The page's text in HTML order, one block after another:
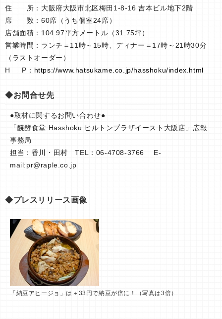
住 所：大阪府大阪市北区梅田1-8-16 吉本ビル地下2階
席 数：60席（うち個室24席）
店舗面積：104.97平方メートル（31.75坪）
営業時間：ランチ＝11時～15時、ディナー＝17時～21時30分
（ラストオーダー）
H P： https://www.hatsukame.co.jp/hasshoku/index.html
◆お問合せ先
●取材に関するお問い合わせ●
「醗酵食堂 Hasshoku ヒルトンプラザイースト大阪店」広報
事務局
担当：香川・田村 TEL：06-4708-3766 E-
mail:pr@raple.co.jp
◆プレスリリース画像
「納豆アヒージョ」は＋33円で納豆が倍に！（写真は3倍）